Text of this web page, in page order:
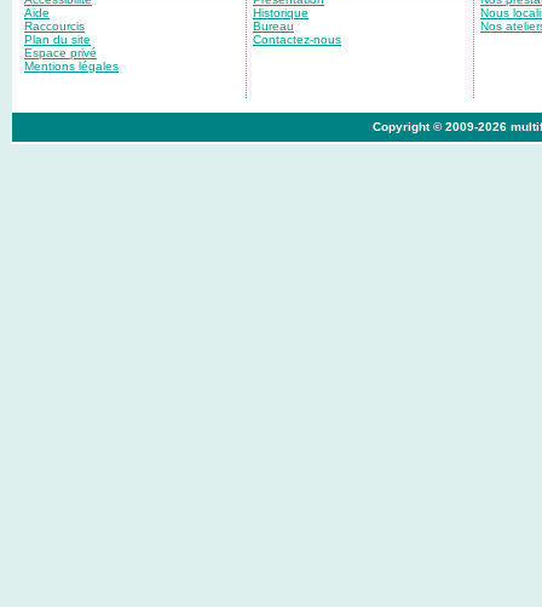
Aide
Raccourcis
Plan du site
Espace privé
Mentions légales
Historique
Bureau
Contactez-nous
Nous
Nos
Copyright © 2009-2026